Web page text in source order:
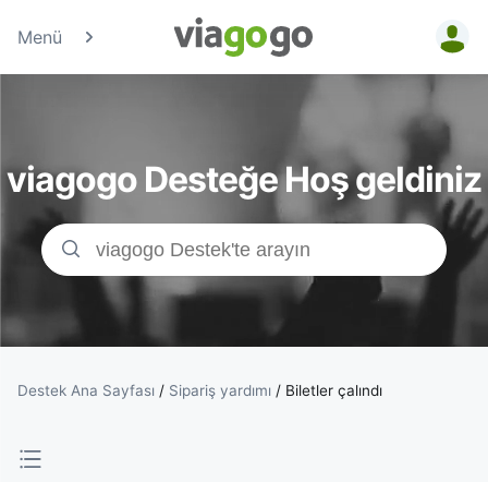
Menü
Biletler
Konser,
Spor
&amp;
Tiyatro
Biletleri
viagogo Desteğe Hoş geldiniz
Destek Ana Sayfası / Sipariş yardımı / Biletler çalındı